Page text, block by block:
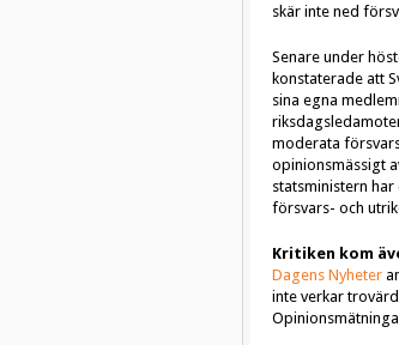
skär inte ned
Senare under
konstaterade att
sina egna
moderata
opinionsmässigt
statsministern
försvars- och
Kritiken kom
Dagens Nyheter
inte verkar